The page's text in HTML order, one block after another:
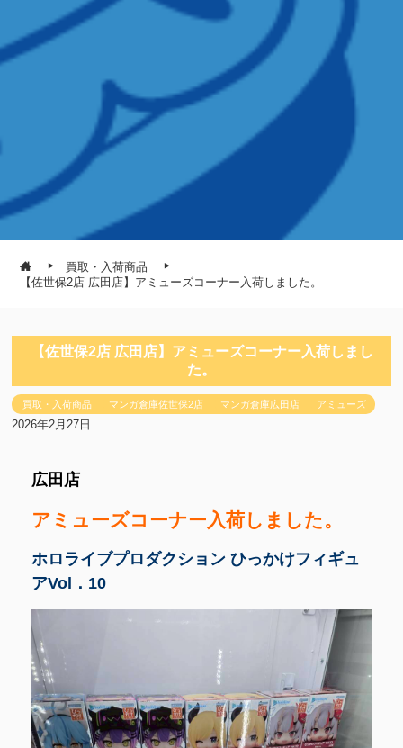
買取・入荷商品
【佐世保2店 広田店】アミューズコーナー入荷しました。
【佐世保2店 広田店】アミューズコーナー入荷しまし
た。
買取・入荷商品 マンガ倉庫佐世保2店 マンガ倉庫広田店 アミューズ
2026年2月27日
広田店
アミューズコーナー入荷しました。
ホロライブプロダクション ひっかけフィギュ
アVol．10